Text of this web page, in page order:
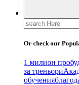
Search
for:
Or check our
1 милион
за треньори
обучения